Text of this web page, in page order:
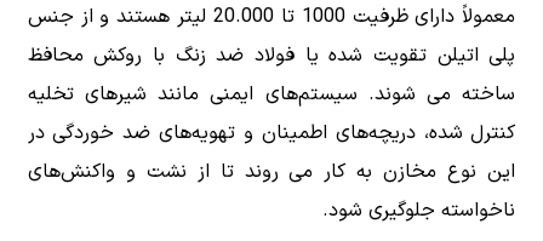
معمولاً دارای ظرفیت 1000 تا 20.000 لیتر هستند و از جنس
پلی اتیلن تقویت شده یا فولاد ضد زنگ با روکش محافظ
ساخته می شوند. سیستم‌های ایمنی مانند شیرهای تخلیه
کنترل شده، دریچه‌های اطمینان و تهویه‌های ضد خوردگی در
این نوع مخازن به کار می روند تا از نشت و واکنش‌های
ناخواسته جلوگیری شود.